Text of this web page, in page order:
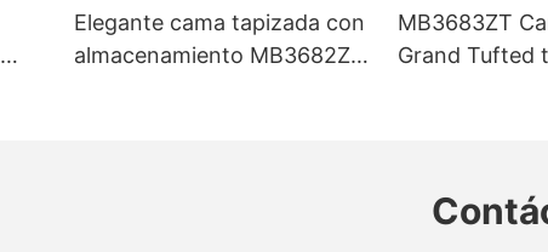
Elegante cama tapizada con
almacenamiento MB3682ZT,
MB3683ZT
Grand Tufted